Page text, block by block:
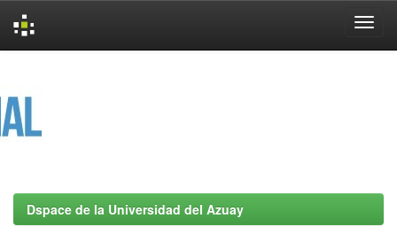
Dspace de la Universidad del Azuay